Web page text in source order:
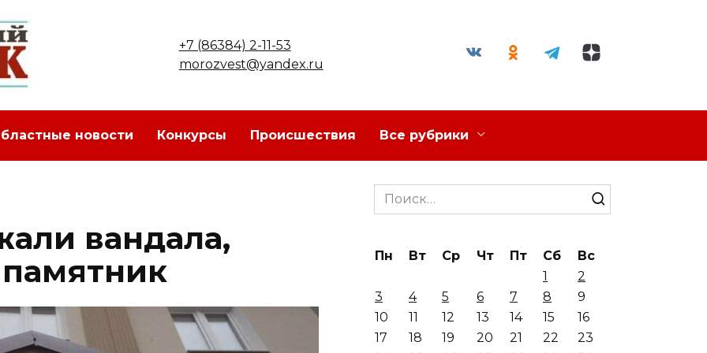
+7 (86384) 2-11-53
morozvest@yandex.ru
новости Конкурсы Происшествия Все рубрики
вандала,
Search
for:
Пн Вт Ср Чт Пт Сб
Вс
1
2
3
4 5 6 7 8
9
10
11 12 13 14 15
16
17
18 19 20 21 22
23